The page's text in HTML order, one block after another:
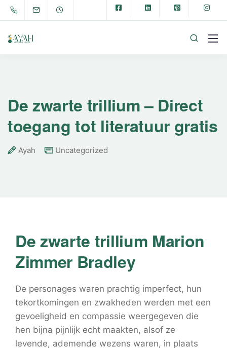
De zwarte trillium – Direct
toegang tot literatuur gratis
Ayah Uncategorized
De zwarte trillium Marion
Zimmer Bradley
De personages waren prachtig imperfect, hun
tekortkomingen en zwakheden werden met een
gevoeligheid en compassie weergegeven die
hen bijna pijnlijk echt maakten, alsof ze
levende, ademende wezens waren, in plaats